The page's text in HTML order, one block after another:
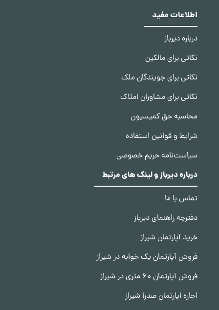
اطلاعات مفید
درباره دیرباز
نکاتی برای مالکین
نکاتی برای جویندگان ملک
نکاتی برای مشاوران املاک
محاسبه حق کمیسیون
شرایط و قوانین استفاده
سیاست‌نامه حریم خصوصی
درباره دیرباز و لینک های مرتبط
تماس با ما
دفترچه راهنمای دیرباز
خرید آپارتمان شیراز
فروش آپارتمان یک خوابه در شیراز
فروش آپارتمان 60 متری در شیراز
اجاره اپارتمان صدرا شیراز